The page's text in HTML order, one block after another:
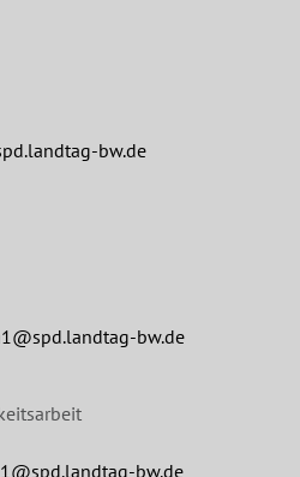
bw.de
bw.de
bw.de